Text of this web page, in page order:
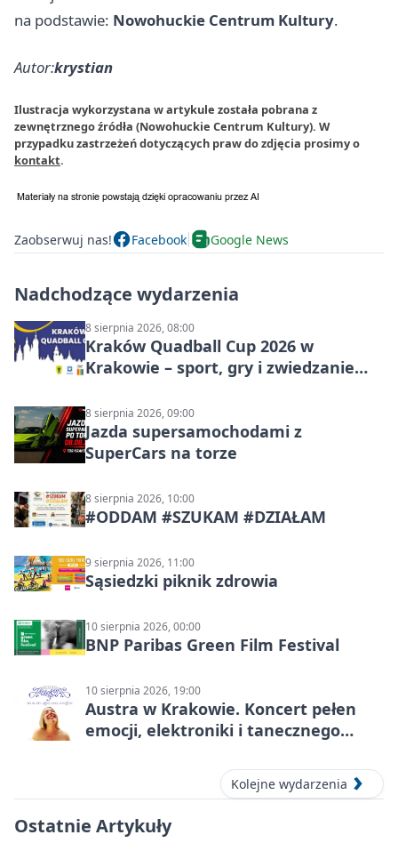
na podstawie: Nowohuckie Centrum Kultury.
Autor:krystian
Ilustracja wykorzystana w artykule została pobrana z
zewnętrznego źródła (Nowohuckie Centrum Kultury). W
przypadku zastrzeżeń dotyczących praw do zdjęcia prosimy o
kontakt.
Zaobserwuj nas! Facebook Google News
Nadchodzące wydarzenia
8 sierpnia 2026, 08:00
Kraków Quadball Cup 2026 w
Krakowie – sport, gry i zwiedzanie
8 sierpnia 2026, 09:00
Jazda supersamochodami z
SuperCars na torze
8 sierpnia 2026, 10:00
#ODDAM #SZUKAM #DZIAŁAM
9 sierpnia 2026, 11:00
Sąsiedzki piknik zdrowia
10 sierpnia 2026, 00:00
BNP Paribas Green Film Festival
10 sierpnia 2026, 19:00
Austra w Krakowie. Koncert pełen
emocji, elektroniki i tanecznego
Kolejne wydarzenia
Ostatnie Artykuły